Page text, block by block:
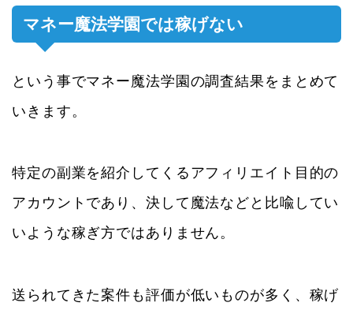
マネー魔法学園では稼げない
という事でマネー魔法学園の調査結果をまとめて
いきます。
特定の副業を紹介してくるアフィリエイト目的の
アカウントであり、決して魔法などと比喩してい
いような稼ぎ方ではありません。
送られてきた案件も評価が低いものが多く、稼げ